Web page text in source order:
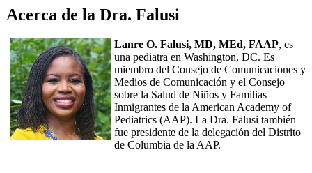
Acerca de la Dra. Falusi
Lanre O. Falusi, MD, MEd, FAAP, es
una pediatra en Washington, DC. Es
miembro del Consejo de Comunicaciones y
Medios de Comunicación y el Consejo
sobre la Salud de Niños y Familias
Inmigrantes de la American Academy of
Pediatrics (AAP). La Dra. Falusi también
fue presidente de la delegación del Distrito
de Columbia de la AAP.